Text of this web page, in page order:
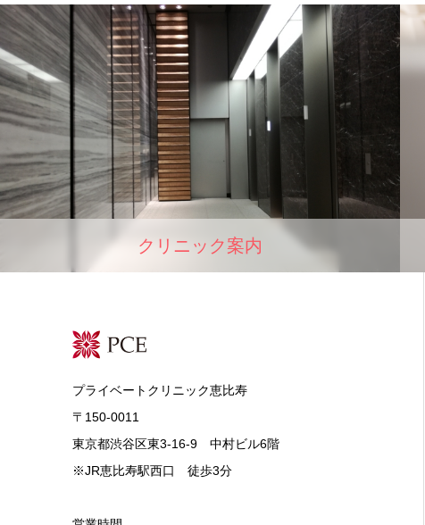
クリニック案内
プライベートクリニック恵比寿
〒150-0011
東京都渋谷区東3-16-9 中村ビル6階
※JR恵比寿駅西口 徒歩3分